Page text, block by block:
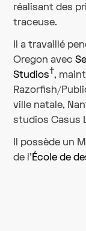
réalisant des
traceuse.
Il a travaillé
Oregon avec
Studios†,
Razorfish/
ville natale,
studios Casus
Il possède un
de l'École de